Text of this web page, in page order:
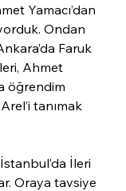
Yamacı’dan
Ondan
Faruk
Ahmet
öğrendim
tanımak
İleri
Oraya tavsiye